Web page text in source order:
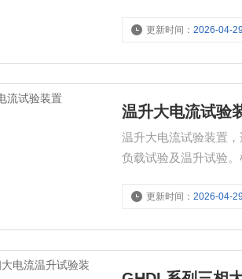
更新时间：2026-04-29
温升大电流试验
温升大电流试验装置
负载试验及温升试验
备。 更新时间：2026-04-29